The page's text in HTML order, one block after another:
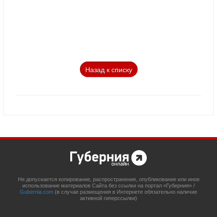
Назад к списку
Не допускается копирование, распространение, опубликование или иное
использование материалов Сайта без ссылки на портал «Губерния» /
Gubernia.com (в случае размещения в Интернете обязательно наличие
активной гиперссылки)